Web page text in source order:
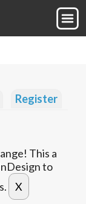
Register
This a
to